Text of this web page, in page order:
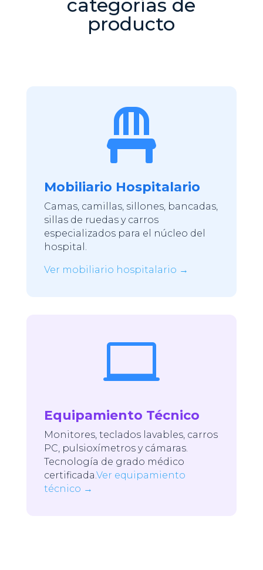
categorías de
producto

Mobiliario Hospitalario
Camas, camillas, sillones, bancadas,
sillas de ruedas y carros
especializados para el núcleo del
hospital.
Ver mobiliario hospitalario →

Equipamiento Técnico
Monitores, teclados lavables, carros
PC, pulsioxímetros y cámaras.
Tecnología de grado médico
certificada.Ver equipamiento
técnico →